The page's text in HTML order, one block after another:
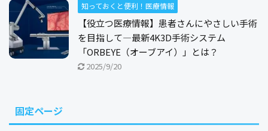
知っておくと便利！医療情報
【役立つ医療情報】患者さんにやさしい手術
を目指して―最新4K3D手術システム
「ORBEYE（オーブアイ）」とは？
2025/9/20
固定ページ